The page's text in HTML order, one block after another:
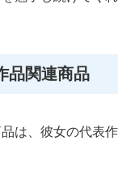
品関連商品
は、彼女の代表作